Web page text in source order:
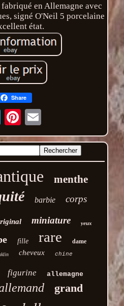
en Allemagne avec
signé O'Neil 5 porcelaine
état.
Share
Email
menthe
barbie corps
miniature yeux
fille rare dame
cheveux chine
figurine allemagne
grand